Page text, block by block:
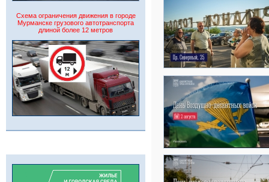
Схема ограничения движения в городе
Мурманске грузового автотранспорта
длиной более 12 метров